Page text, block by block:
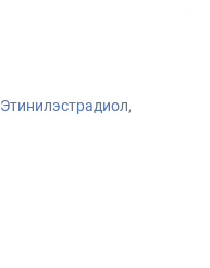
Этинилэстрадиол,